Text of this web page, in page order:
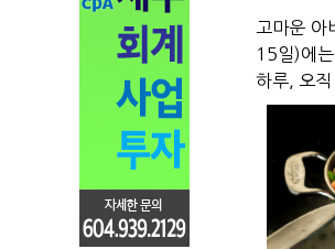
고마운 아
15일)에
하루, 오